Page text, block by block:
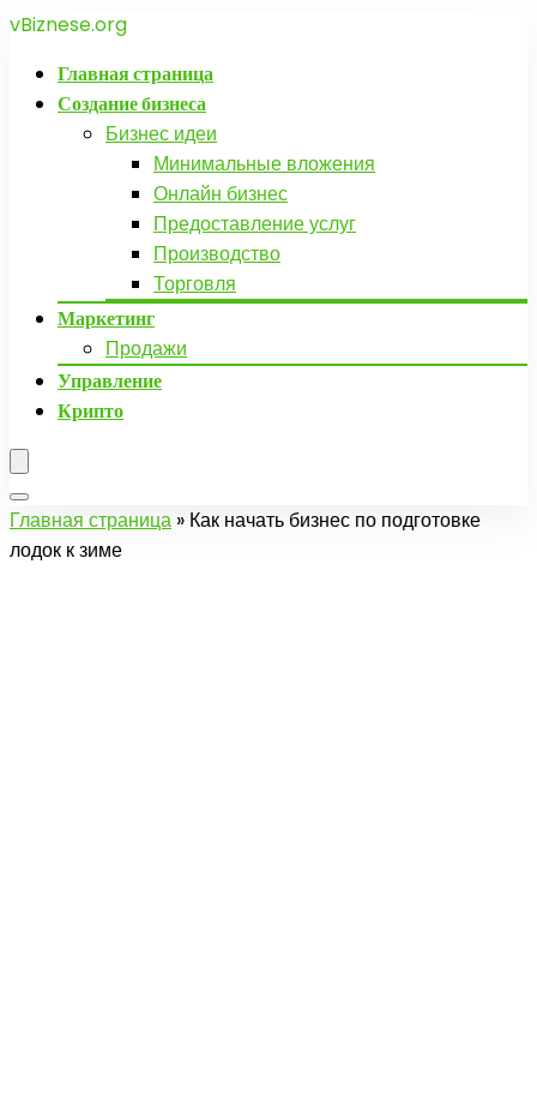
vBiznese.org
Главная страница
Создание бизнеса
Бизнес идеи
Минимальные вложения
Онлайн бизнес
Предоставление услуг
Производство
Торговля
Маркетинг
Продажи
Управление
Крипто
Главная страница » Как начать бизнес по подготовке
лодок к зиме